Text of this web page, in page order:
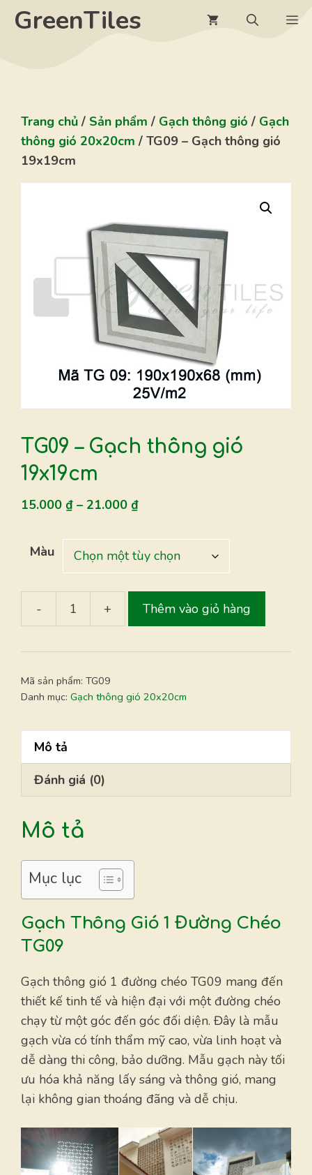
Chuyển
đếnGreenTiles
Trang chủ / Sản phẩm / Gạch thông gió / Gạch
thông gió 20x20cm / TG09 – Gạch thông gió
19x19cm
TG09 – Gạch thông gió
19x19cm
15.000 ₫ – 21.000 ₫
Màu
-
TG09
Gạch
gió
số
+ Thêm vào giỏ hàng
Mã sản phẩm: TG09
Danh mục: Gạch thông gió 20x20cm
Mô tả
Đánh giá (0)
Mô tả
Mục lục
Gạch Thông Gió 1 Đường Chéo
TG09
Gạch thông gió 1 đường chéo TG09 mang đến
thiết kế tinh tế và hiện đại với một đường chéo
chạy từ một góc đến góc đối diện. Đây là mẫu
gạch vừa có tính thẩm mỹ cao, vừa linh hoạt và
dễ dàng thi công, bảo dưỡng. Mẫu gạch này tối
ưu hóa khả năng lấy sáng và thông gió, mang
lại không gian thoáng đãng và dễ chịu.